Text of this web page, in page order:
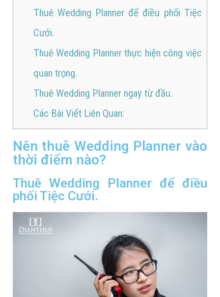
Thuê Wedding Planner để điều phối Tiệc
Cưới.
Thuê Wedding Planner thực hiện công việc
quan trọng.
Thuê Wedding Planner ngay từ đầu.
Các Bài Viết Liên Quan:
Nên thuê Wedding Planner vào
thời điểm nào?
Thuê Wedding Planner để điều
phối Tiệc Cưới.